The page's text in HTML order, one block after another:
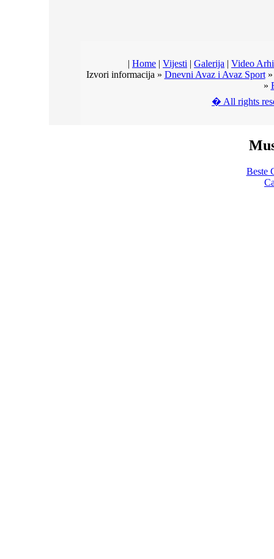
| Home | Vijesti | Galerija | Video
Izvori informacija » Dnevni Avaz i Avaz Sport
»
� All rights
Beste